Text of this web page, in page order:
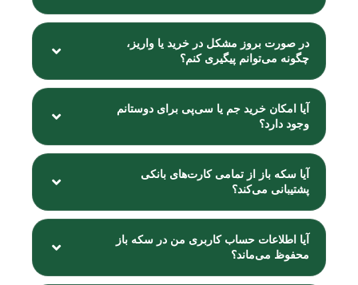
در صورت بروز مشکل در خرید یا واریز،
چگونه می‌توانم پیگیری کنم؟
آیا امکان خرید جم یا سی‌پی برای دوستانم
وجود دارد؟
آیا سکه باز از تمامی کارت‌های بانکی
پشتیبانی می‌کند؟
آیا اطلاعات حساب کاربری من در سکه باز
محفوظ می‌ماند؟